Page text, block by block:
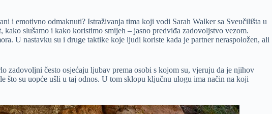
i emotivno odmaknuti? Istraživanja tima koji vodi Sarah Walker sa Sveučilišta u
slušamo i kako koristimo smijeh – jasno predviđa zadovoljstvo vezom.
U nastavku su i druge taktike koje ljudi koriste kada je partner neraspoložen, ali
zadovoljni često osjećaju ljubav prema osobi s kojom su, vjeruju da je njihov
što su uopće ušli u taj odnos. U tom sklopu ključnu ulogu ima način na koji